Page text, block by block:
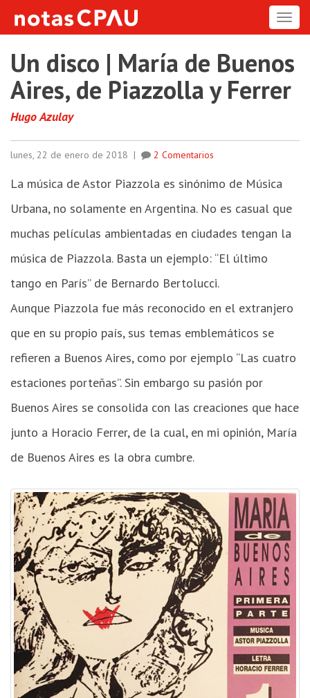
Un disco | María de Buenos
Aires, de Piazzolla y Ferrer
Hugo Azulay
lunes, 22 de enero de 2018 | 2 Comentarios
La música de Astor Piazzola es sinónimo de Música
Urbana, no solamente en Argentina. No es casual que
muchas películas ambientadas en ciudades tengan la
música de Piazzola. Basta un ejemplo: “El último
tango en París” de Bernardo Bertolucci.
Aunque Piazzola fue más reconocido en el extranjero
que en su propio país, sus temas emblemáticos se
refieren a Buenos Aires, como por ejemplo “Las cuatro
estaciones porteñas”. Sin embargo su pasión por
Buenos Aires se consolida con las creaciones que hace
junto a Horacio Ferrer, de la cual, en mi opinión, María
de Buenos Aires es la obra cumbre.